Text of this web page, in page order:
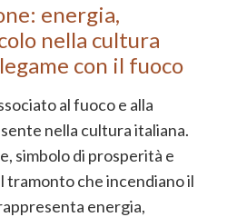
energia,
nella cultura
con il fuoco
al fuoco e alla
nella cultura italiana.
simbolo di prosperità e
tramonto che incendiano il
energia,